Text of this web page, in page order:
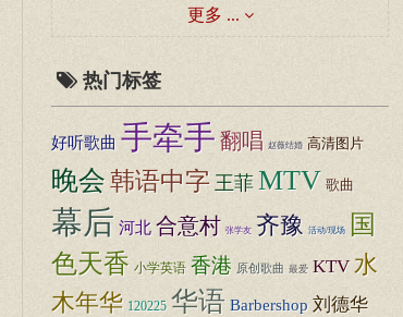
更多 ...
热门标签
好听歌曲 手牵手翻唱 赵薇结婚 高清图片
晚会韩语中字 王菲 MTV 歌曲
幕后 河北 合意村 张学友 齐豫 活动/现场
国
色天香 小学英语 香港 原创歌曲 最爱 KTV 水
木年华 120225 华语 Barbershop 刘德华